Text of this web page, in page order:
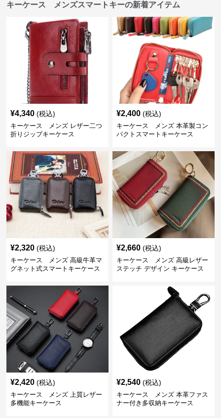
キーケース メンズスマートキーの新着アイテム
¥4,340 (税込)
キーケース メンズ レザー二つ
折りジップキーケース
¥2,400 (税込)
キーケース メンズ 本革製コン
パクトスマートキーケース
¥2,320 (税込)
キーケース メンズ 高級牛革マ
グネット式スマートキーケース
¥2,660 (税込)
キーケース メンズ 高級レザー
ステッチ デザイン キーケース
¥2,420 (税込)
キーケース メンズ 上質レザー
多機能キーケース
¥2,540 (税込)
キーケース メンズ 本革ファス
ナー付き多収納キーケース